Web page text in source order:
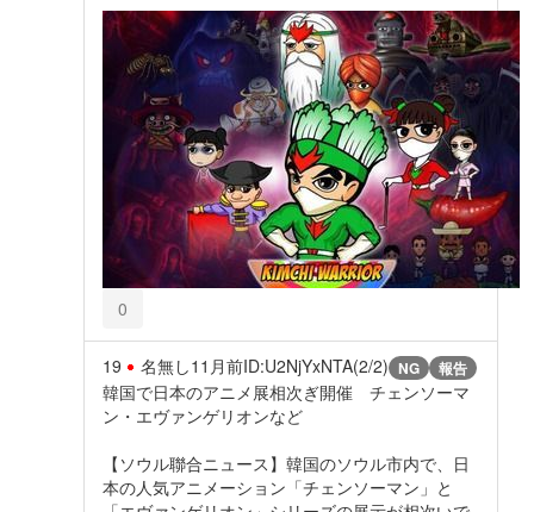
0
19 名無し11月前ID:U2NjYxNTA(2/2) NG 報告
韓国で日本のアニメ展相次ぎ開催 チェンソーマ
ン・エヴァンゲリオンなど
【ソウル聯合ニュース】韓国のソウル市内で、日
本の人気アニメーション「チェンソーマン」と